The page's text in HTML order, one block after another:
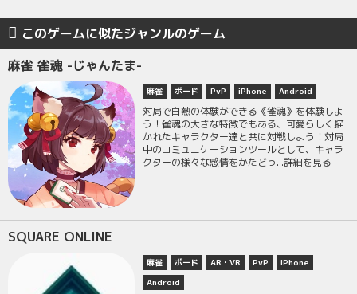
このゲームに似たジャンルのゲーム
麻雀 雀魂 -じゃんたま-
麻雀 ボード PvP iPhone Android
対局で白熱の体験ができる《雀魂》を体験しよ
う！雀魂の大きな特徴でもある、可愛らしく描
かれたキャラクター達と共に対戦しよう！対局
中のコミュニケーションツールとして、キャラ
クターの様々な感情をかたどっ...詳細を見る
SQUARE ONLINE
麻雀 ボード AR・VR PvP
iPhone
Android